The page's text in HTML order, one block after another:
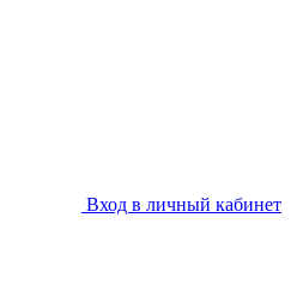
Вход в личный кабинет